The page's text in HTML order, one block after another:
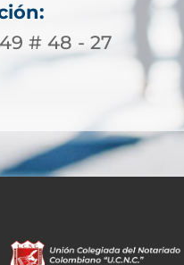
# 48 - 27